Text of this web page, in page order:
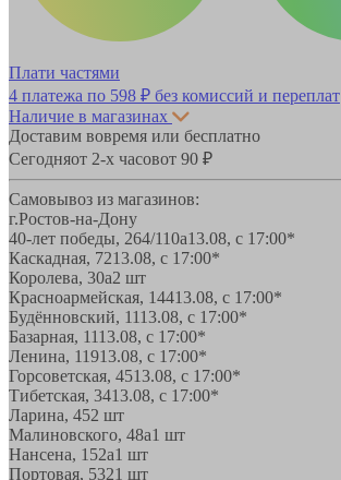
Плати частями
4 платежа по 598 ₽ без комиссий и переплат
Наличие в магазинах
Доставим вовремя или бесплатно
Сегодняот 2-х часовот 90 ₽
Самовывоз из магазинов:
г.Ростов-на-Дону
40-лет победы, 264/110а13.08, с 17:00*
Каскадная, 7213.08, с 17:00*
Королева, 30а2 шт
Красноармейская, 14413.08, с 17:00*
Будённовский, 1113.08, с 17:00*
Базарная, 1113.08, с 17:00*
Ленина, 11913.08, с 17:00*
Горсоветская, 4513.08, с 17:00*
Тибетская, 3413.08, с 17:00*
Ларина, 452 шт
Малиновского, 48а1 шт
Нансена, 152а1 шт
Портовая, 5321 шт